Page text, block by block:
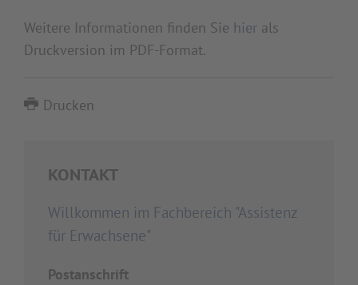
Weitere Informationen finden Sie hier als
Druckversion im PDF-Format.
Drucken
KONTAKT
Willkommen im Fachbereich "Assistenz
für Erwachsene"
Postanschrift